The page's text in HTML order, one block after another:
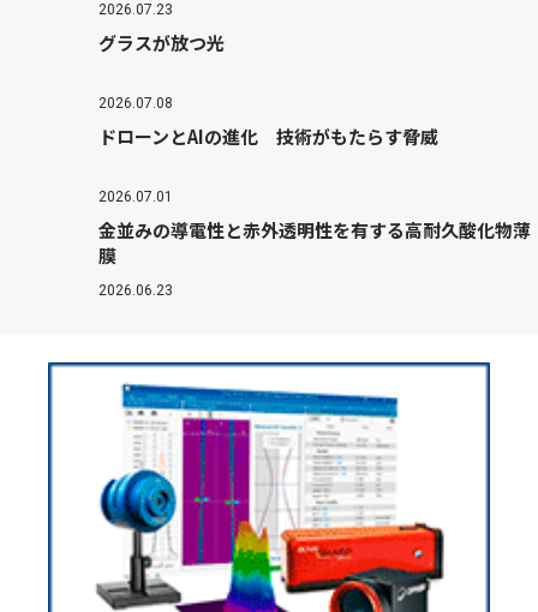
2026.07.23
グラスが放つ光
2026.07.08
ドローンとAIの進化 技術がもたらす脅威
2026.07.01
金並みの導電性と赤外透明性を有する高耐久酸化物薄
膜
2026.06.23